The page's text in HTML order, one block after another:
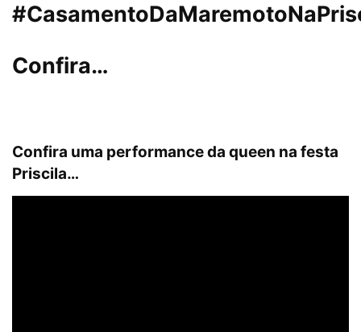
Confira…
Confira uma performance da queen na festa
Priscila…